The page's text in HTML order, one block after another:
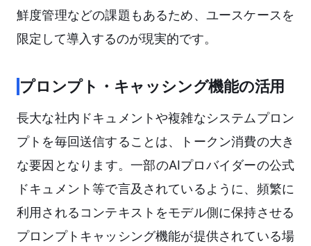
鮮度管理などの課題もあるため、ユースケースを
限定して導入するのが現実的です。
プロンプト・キャッシング機能の活用
長大な社内ドキュメントや複雑なシステムプロン
プトを毎回送信することは、トークン消費の大き
な要因となります。一部のAIプロバイダーの公式
ドキュメント等で言及されているように、頻繁に
利用されるコンテキストをモデル側に保持させる
プロンプトキャッシング機能が提供されている場